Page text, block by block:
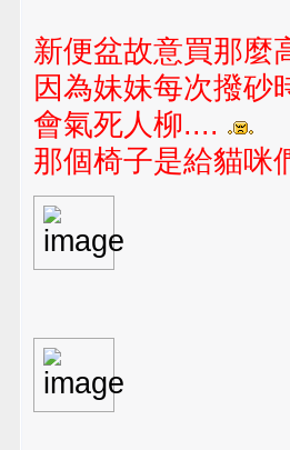
新便盆故意買那麼
因為妹妹每次撥砂
會氣死人柳....
那個椅子是給貓咪